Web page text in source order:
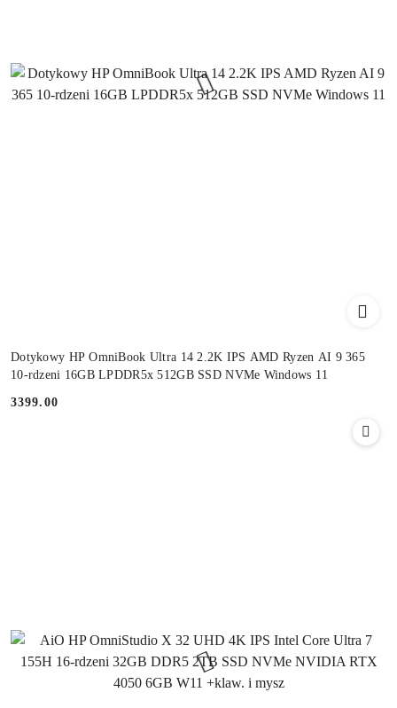
Dotykowy HP OmniBook Ultra 14 2.2K IPS AMD Ryzen AI 9 365
10-rdzeni 16GB LPDDR5x 512GB SSD NVMe Windows 11
Cena:
3399.00